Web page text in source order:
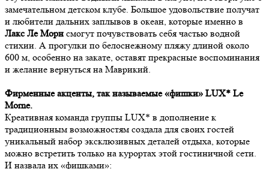
замечательном детском клубе. Большое удовольствие получат
и любители дальних заплывов в океан, которые именно в
Лакс Ле Морн смогут почувствовать себя частью водной
стихии. А прогулки по белоснежному пляжу длиной около
600 м, особенно на закате, оставят прекрасные воспоминания
и желание вернуться на Маврикий.
Фирменные акценты, так называемые «фишки» LUX* Le
Morne.
Креативная команда группы LUX* в дополнение к
традиционным возможностям создала для своих гостей
уникальный набор эксклюзивных деталей отдыха, которые
можно встретить только на курортах этой гостиничной сети.
И назвала их «фишками»: